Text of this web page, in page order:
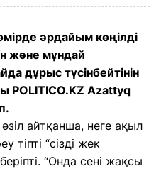
әрдайым көңілді
және мұндай
дұрыс түсінбейтінін
POLITICO.KZ Azattyq
айтқанша, неге ақыл
тіпті “сізді жек
“Онда сені жақсы